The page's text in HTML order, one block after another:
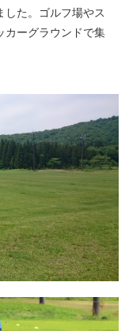
した。ゴルフ場やス
カーグラウンドで集